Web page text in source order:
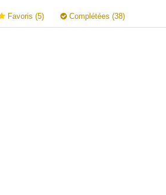
Favoris (5) Complétées (38)